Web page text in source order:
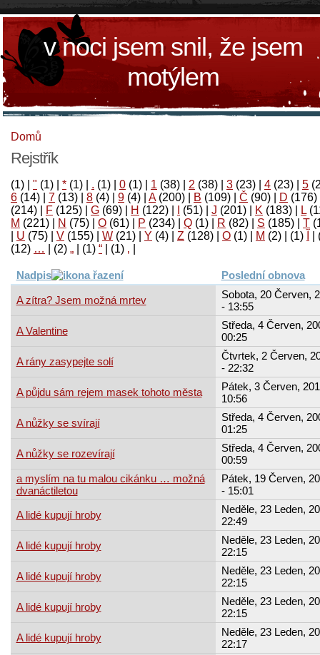
v noci jsem snil, že jsem
motýlem
Domů
Rejstřík
(1) " (1) * (1) . (1) 0 (1) 1 (38) 2 (38) 3 (23) 4 (23) 5
6 (14) 7 (13) 8 (4) 9 (4) A(200) B (109) Č (90) D (176)
(214)
F (125) G (69) H (122) (51) J (201) K (183) L
M (221) N (75) O (61) P (234) Q (1) R (82) S (185) T
U (75) V (155) W (21) Y (4) Z (128) Ο (1) М (2)
(1)
‚
(1)
“
(1)
„
(2)
…
(12)
Nadpis Poslední obnova
A zítra? Jsem možná mrtev
Sobota, 20 Červen,
- 13:55
A Valentine
Středa, 4 Červen,
00:25
A rány zasypejte solí
Čtvrtek, 2 Červen,
- 22:32
A půjdu sám rejem masek tohoto města
Pátek, 3 Červen,
10:56
A nůžky se svírají
Středa, 4 Červen,
01:25
A nůžky se rozevírají
Středa, 4 Červen,
00:59
a myslím na tu malou cikánku … možná
dvanáctiletou
Pátek, 19 Červen,
- 15:01
A lidé kupují hroby
Neděle, 23 Leden,
22:49
A lidé kupují hroby
Neděle, 23 Leden,
22:15
A lidé kupují hroby
Neděle, 23 Leden,
22:15
A lidé kupují hroby
Neděle, 23 Leden,
22:15
A lidé kupují hroby
Neděle, 23 Leden,
22:17